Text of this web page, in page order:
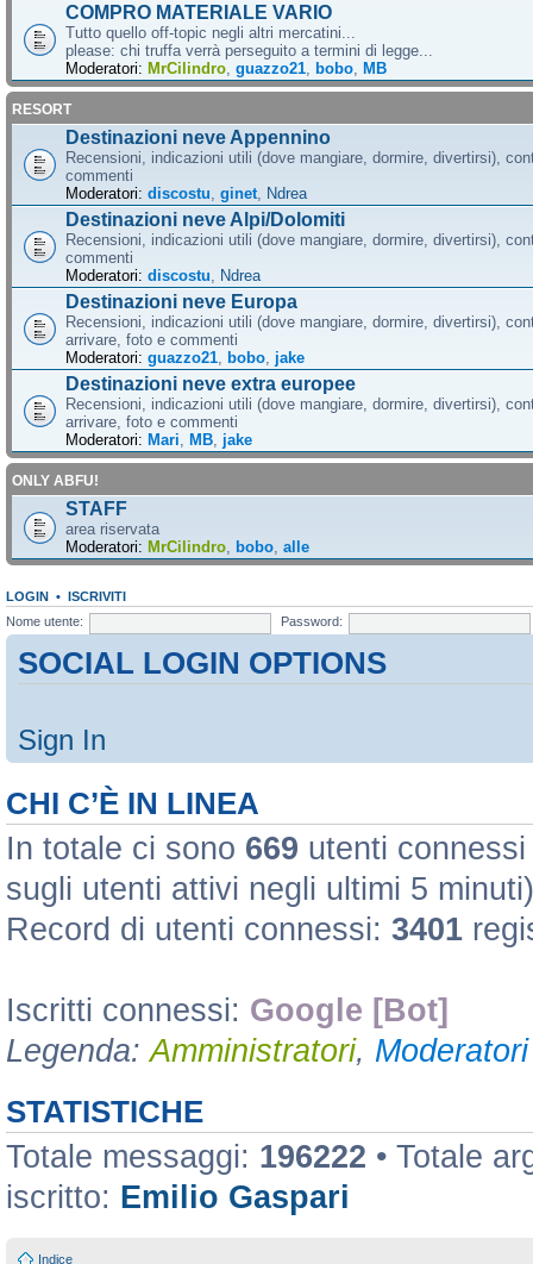
COMPRO MATERIALE VARIO
Tutto quello off-topic negli altri mercatini...
please: chi truffa verrà perseguito a termini di legge...
Moderatori: MrCilindro guazzo21 bobo MB
RESORT
Destinazioni neve Appennino
Recensioni, indicazioni utili (dove mangiare, dormire, divertirsi),
commenti
Moderatori: discostu ginet Ndrea
Destinazioni neve Alpi/Dolomiti
Recensioni, indicazioni utili (dove mangiare, dormire, divertirsi),
commenti
Moderatori: discostu Ndrea
Destinazioni neve Europa
Recensioni, indicazioni utili (dove mangiare, dormire, divertirsi),
arrivare, foto e commenti
Moderatori: guazzo21 bobo jake
Destinazioni neve extra europee
Recensioni, indicazioni utili (dove mangiare, dormire, divertirsi),
arrivare, foto e commenti
Moderatori: Mari MB jake
ONLY ABFU!
STAFF
area riservata
Moderatori: MrCilindro bobo alle
LOGIN • ISCRIVITI
Nome utente:
Password:
SOCIAL LOGIN OPTIONS
Sign In
CHI C’È IN LINEA
In totale ci sono 669 utenti
sugli utenti attivi negli ultimi 5 minuti)
Record di utenti connessi: 3401
Iscritti connessi: Google [Bot]
Legenda:Amministratori,
STATISTICHE
Totale messaggi: 196222 • Totale
iscritto: Emilio Gaspari
Indice